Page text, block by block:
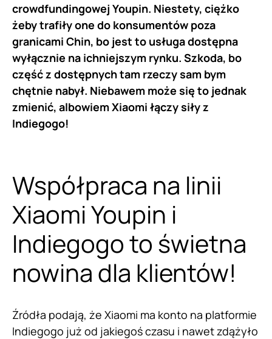
crowdfundingowej Youpin. Niestety, ciężko
żeby trafiły one do konsumentów poza
granicami Chin, bo jest to usługa dostępna
wyłącznie na ichniejszym rynku. Szkoda, bo
część z dostępnych tam rzeczy sam bym
chętnie nabył. Niebawem może się to jednak
zmienić, albowiem Xiaomi łączy siły z
Indiegogo!
Współpraca na linii
Xiaomi Youpin i
Indiegogo to świetna
nowina dla klientów!
Źródła podają, że Xiaomi ma konto na platformie
Indiegogo już od jakiegoś czasu i nawet zdążyło